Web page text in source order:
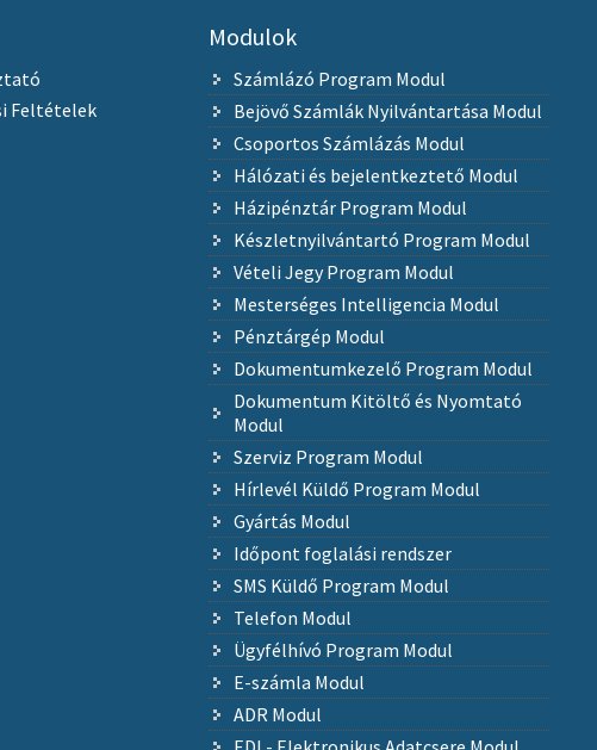
Feltételek
Modulok
Számlázó Program Modul
Bejövő Számlák Nyilvántartása Modul
Csoportos Számlázás Modul
Hálózati és bejelentkeztető Modul
Házipénztár Program Modul
Készletnyilvántartó Program Modul
Vételi Jegy Program Modul
Mesterséges Intelligencia Modul
Pénztárgép Modul
Dokumentumkezelő Program Modul
Dokumentum Kitöltő és Nyomtató
Modul
Szerviz Program Modul
Hírlevél Küldő Program Modul
Gyártás Modul
Időpont foglalási rendszer
SMS Küldő Program Modul
Telefon Modul
Ügyfélhívó Program Modul
E-számla Modul
ADR Modul